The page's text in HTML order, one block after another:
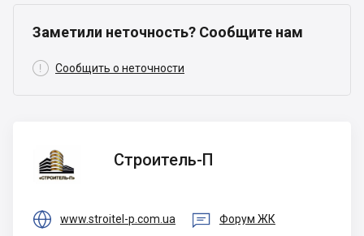
Заметили неточность? Сообщите нам
 Сообщить о неточности
Строитель-
П
Строитель-П
 www.stroitel-p.com.ua  Форум ЖК